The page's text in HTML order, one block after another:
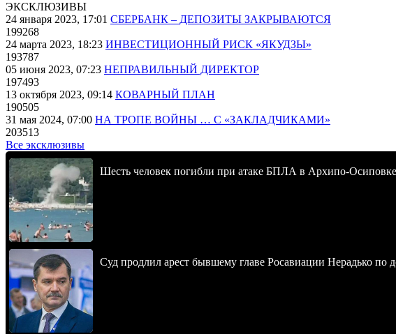
ЭКСКЛЮЗИВЫ
24 января 2023, 17:01 СБЕРБАНК – ДЕПОЗИТЫ ЗАКРЫВАЮТСЯ
199268
24 марта 2023, 18:23 ИНВЕСТИЦИОННЫЙ РИСК «ЯКУДЗЫ»
193787
05 июня 2023, 07:23 НЕПРАВИЛЬНЫЙ ДИРЕКТОР
197493
13 октября 2023, 09:14 КОВАРНЫЙ ПЛАН
190505
31 мая 2024, 07:00 НА ТРОПЕ ВОЙНЫ … С «ЗАКЛАДЧИКАМИ»
203513
Все эксклюзивы
Шесть человек погибли при атаке БПЛА в Архипо-
Суд продлил арест бывшему главе Росавиации Нерадько по